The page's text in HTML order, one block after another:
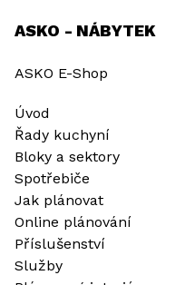
ASKO - NÁBYTEK
ASKO E-Shop
Úvod
Řady kuchyní
Bloky a sektory
Spotřebiče
Jak plánovat
Online plánování
Příslušenství
Služby